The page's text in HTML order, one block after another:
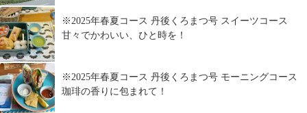
※2025年春夏コース 丹後くろまつ号 スイーツコース
甘々でかわいい、ひと時を！
※2025年春夏コース 丹後くろまつ号 モーニングコース
珈琲の香りに包まれて！